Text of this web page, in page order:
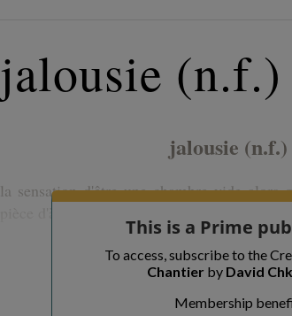
jalousie (n.f.)
jalousie
la sensation d'être une chambre vide alors
This is a Prime
To access, subscribe to the
Chantier by David
Membership